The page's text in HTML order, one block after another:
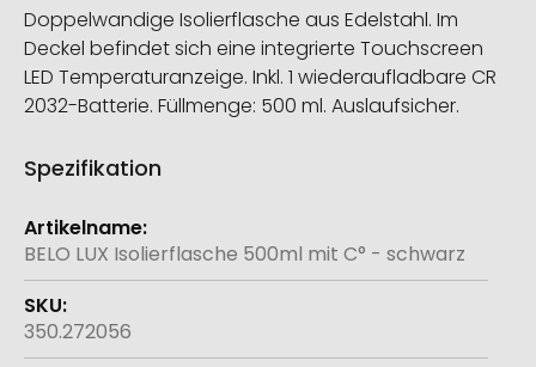
Doppelwandige Isolierflasche aus Edelstahl. Im
Deckel befindet sich eine integrierte Touchscreen
LED Temperaturanzeige. Inkl. 1 wiederaufladbare CR
2032-Batterie. Füllmenge: 500 ml. Auslaufsicher.
Spezifikation
Weitere
Informationen
BELO LUX Isolierflasche 500ml mit C° - schwarz
350.272056